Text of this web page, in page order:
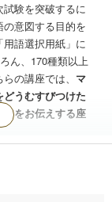
験を突破するに
意図する目的を
語選択用紙」に
ん、170種類以上
の講座では、 マ
うむすびつけた
ツをお伝えする座
ックも伝授いた